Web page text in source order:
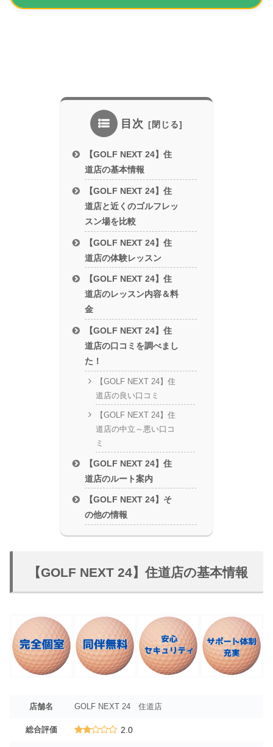
目次
【GOLF NEXT 24】住
道店の基本情報
【GOLF NEXT 24】住
道店と近くのゴルフレッ
スン場を比較
【GOLF NEXT 24】住
道店の体験レッスン
【GOLF NEXT 24】住
道店のレッスン内容＆料
金
【GOLF NEXT 24】住
道店の口コミを調べまし
た！
【GOLF NEXT 24】住
道店の良い口コミ
【GOLF NEXT 24】住
道店の中立～悪い口コ
ミ
【GOLF NEXT 24】住
道店のルート案内
【GOLF NEXT 24】そ
の他の情報
【GOLF NEXT 24】住道店の基本情報
店舗名 GOLF NEXT 24 住道店
総合評価 2.0